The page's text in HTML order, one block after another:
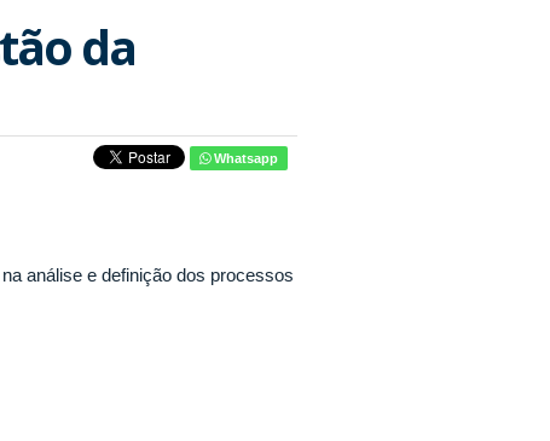
da
Whatsapp
análise e definição dos processos